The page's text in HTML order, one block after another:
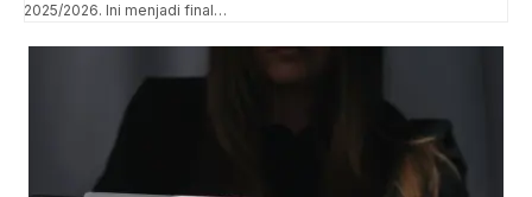
2025/2026. Ini menjadi final…